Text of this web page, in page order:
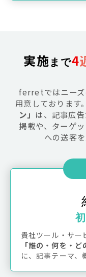
実施 まで4
ferretではニーズ
用意しております
ン」 は、記事広
掲載や、ターゲ
への送客
貴社ツール・サー
「誰の・何を・ど
に、記事テーマ、